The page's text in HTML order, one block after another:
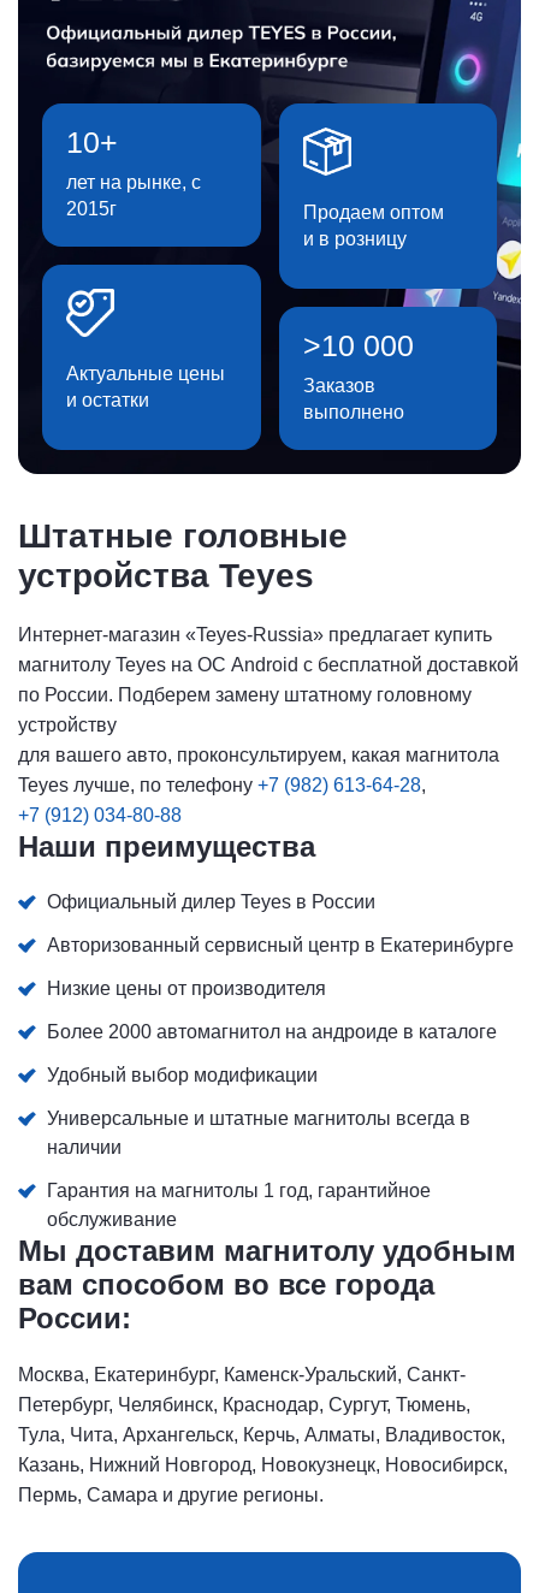
10+
лет на рынке, с
2015г
Продаем оптом
и в розницу
>10 000
Заказов
выполнено
Актуальные цены
и остатки
Штатные головные
устройства Teyes
Интернет-магазин «Teyes-Russia» предлагает купить
магнитолу Teyes на ОС Android с бесплатной доставкой
по России. Подберем замену штатному головному
устройству
для вашего авто, проконсультируем, какая магнитола
Teyes лучше, по телефону +7 (982) 613-64-28,
+7 (912) 034-80-88
Наши преимущества
Официальный дилер Teyes в России
Авторизованный сервисный центр в Екатеринбурге
Низкие цены от производителя
Более 2000 автомагнитол на андроиде в каталоге
Удобный выбор модификации
Универсальные и штатные магнитолы всегда в
наличии
Гарантия на магнитолы 1 год, гарантийное
обслуживание
Мы доставим магнитолу удобным
вам способом во все города
России:
Москва, Екатеринбург, Каменск-Уральский, Санкт-
Петербург, Челябинск, Краснодар, Сургут, Тюмень,
Тула, Чита, Архангельск, Керчь, Алматы, Владивосток,
Казань, Нижний Новгород, Новокузнецк, Новосибирск,
Пермь, Самара и другие регионы.